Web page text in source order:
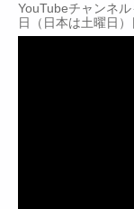
Contact
YouTubeチャンネ
日（日本は土曜日